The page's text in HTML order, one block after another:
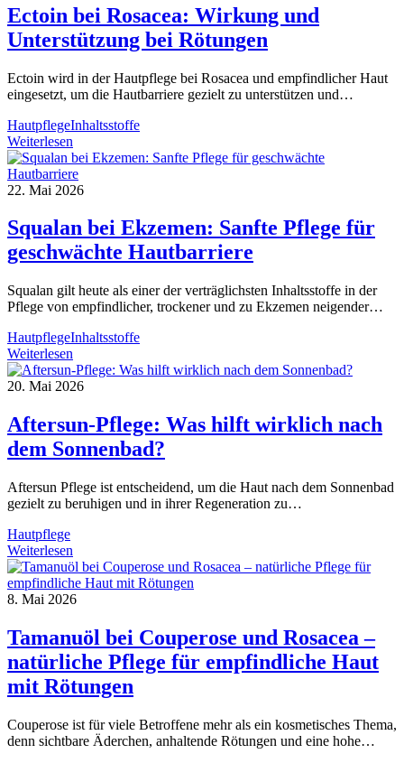
und
die
richtige
Ectoin bei Rosacea: Wirkung und
Unterstützung bei Rötungen
Ectoin wird in der Hautpflege bei Rosacea und empfindlicher Haut
eingesetzt, um die Hautbarriere gezielt zu unterstützen und…
HautpflegeInhaltsstoffe
Weiterlesen
bei
Rosacea:
Wirkung
Unterstützung
bei
Rötungen
22. Mai 2026
Squalan bei Ekzemen: Sanfte Pflege für
geschwächte Hautbarriere
Squalan gilt heute als einer der verträglichsten Inhaltsstoffe in der
Pflege von empfindlicher, trockener und zu Ekzemen neigender…
HautpflegeInhaltsstoffe
Weiterlesen
bei
Ekzemen:
Pflege
für
geschwächte
20. Mai 2026
Aftersun-Pflege: Was hilft wirklich nach
dem Sonnenbad?
Aftersun Pflege ist entscheidend, um die Haut nach dem Sonnenbad
gezielt zu beruhigen und in ihrer Regeneration zu…
Hautpflege
Weiterlesen
Pflege:
Was
hilft
nach
dem
Sonnenbad?
8. Mai 2026
Tamanuöl bei Couperose und Rosacea –
natürliche Pflege für empfindliche Haut
mit Rötungen
Couperose ist für viele Betroffene mehr als ein kosmetisches Thema,
denn sichtbare Äderchen, anhaltende Rötungen und eine hohe…